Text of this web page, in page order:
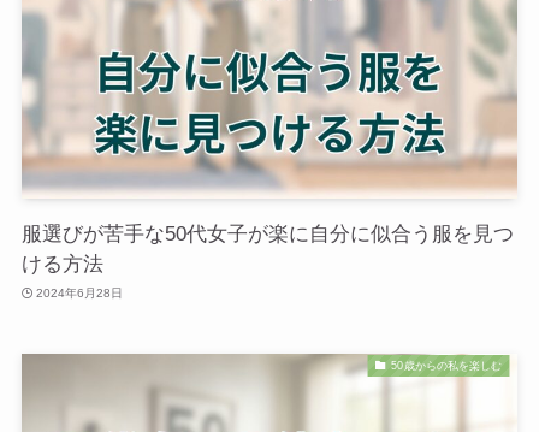
服選びが苦手な50代女子が楽に自分に似合う服を見つ
ける方法
2024年6月28日
50歳からの私を楽しむ